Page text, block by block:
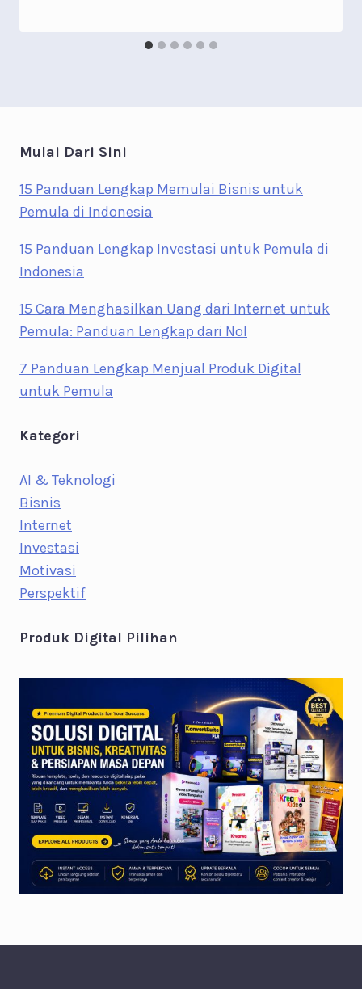
Mulai Dari Sini
15 Panduan Lengkap Memulai Bisnis untuk
Pemula di Indonesia
15 Panduan Lengkap Investasi untuk Pemula di
Indonesia
15 Cara Menghasilkan Uang dari Internet untuk
Pemula: Panduan Lengkap dari Nol
7 Panduan Lengkap Menjual Produk Digital
untuk Pemula
Kategori
AI & Teknologi
Bisnis
Internet
Investasi
Motivasi
Perspektif
Produk Digital Pilihan